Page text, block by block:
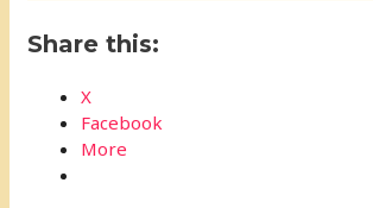
Share this:
X
Facebook
More